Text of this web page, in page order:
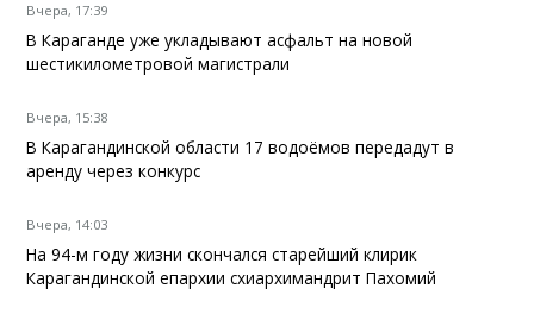
Вчера, 17:39
В Караганде уже укладывают асфальт на новой
шестикилометровой магистрали
Вчера, 15:38
В Карагандинской области 17 водоёмов передадут в
аренду через конкурс
Вчера, 14:03
На 94-м году жизни скончался старейший клирик
Карагандинской епархии схиархимандрит Пахомий